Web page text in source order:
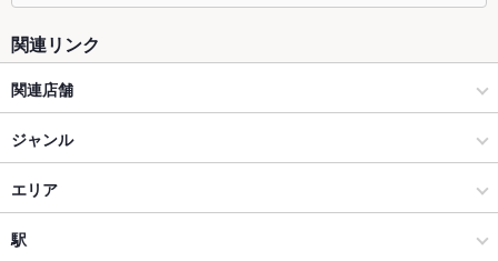
ソファー なし ：ご用意ございません。
テラス席 なし ：ご用意ございません。
設備
Wi-Fi
関連リンク
関連店舗
鉄板BISTRO 火だるま荘
KOiBUMi
かっぱ 松濤
ジャンル
居酒屋
和風
エリア
神泉
駅